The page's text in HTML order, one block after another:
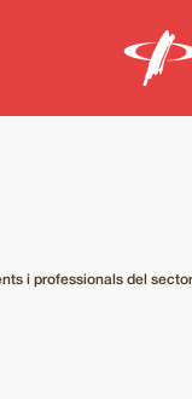
i professionals del